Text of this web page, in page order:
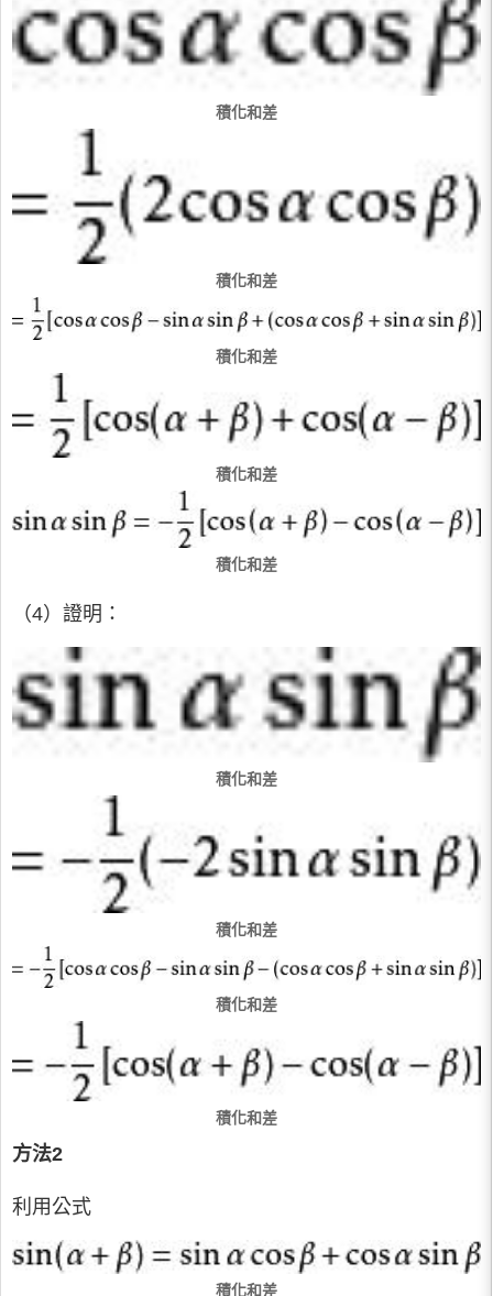
積化和差
積化和差
積化和差
積化和差
積化和差
（4）證明：
積化和差
積化和差
積化和差
積化和差
方法2
利用公式
積化和差